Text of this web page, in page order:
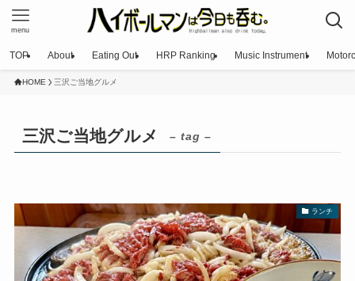
menu
TOP About Eating Out HRP Ranking Music Instrument
HOME 三沢ご当地グルメ
三沢ご当地グルメ – tag –
ランチ